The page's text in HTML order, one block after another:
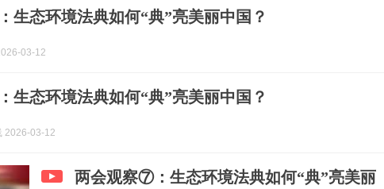
生态环境法典如何“典”亮美丽中国？
03-12
生态环境法典如何“典”亮美丽中国？
2026-03-12
两会观察⑦：生态环境法典如何“典”亮美丽